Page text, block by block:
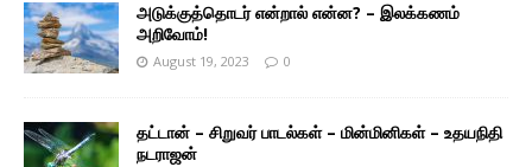
அடுக்குத்தொடர் என்றால் என்ன? – இலக்கணம்
அறிவோம்!
August 19, 2023 0
தட்டான் – சிறுவர் பாடல்கள் – மின்மினிகள் – உதயநிதி
நடராஜன்